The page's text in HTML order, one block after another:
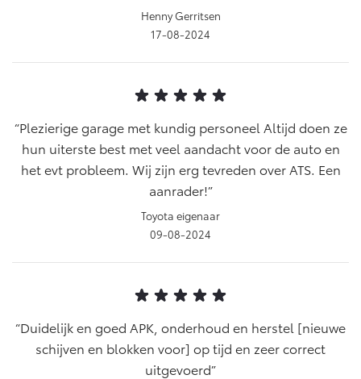
Henny Gerritsen
17-08-2024
Plezierige garage met kundig personeel Altijd doen ze
hun uiterste best met veel aandacht voor de auto en
het evt probleem. Wij zijn erg tevreden over ATS. Een
aanrader!
Toyota eigenaar
09-08-2024
Duidelijk en goed APK, onderhoud en herstel [nieuwe
schijven en blokken voor] op tijd en zeer correct
uitgevoerd